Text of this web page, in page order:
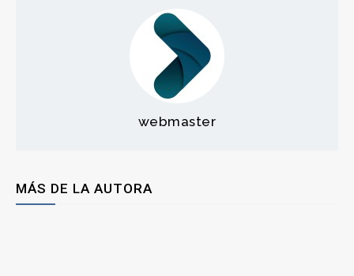
webmaster
MÁS DE LA AUTORA